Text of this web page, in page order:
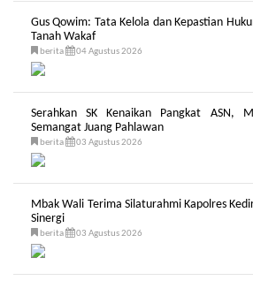
Gus Qowim: Tata Kelola dan Kepastian
Tanah Wakaf
berita 04 Agustus 2026
Serahkan SK Kenaikan Pangkat ASN,
Semangat Juang Pahlawan
berita 03 Agustus 2026
Mbak Wali Terima Silaturahmi Kapolres
Sinergi
berita 03 Agustus 2026